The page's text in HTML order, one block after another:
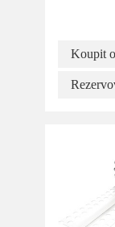
Koupit